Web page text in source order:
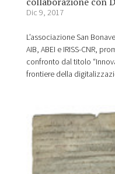
Dic 9, 2017
L’associazione San
AIB, ABEI e IRISS-CNR,
confronto dal titolo
frontiere della